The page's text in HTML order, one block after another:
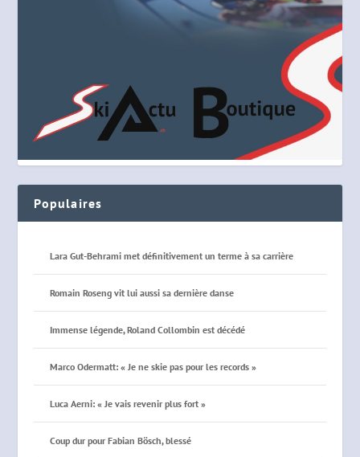
Populaires
Lara Gut-Behrami met définitivement un terme à sa carrière
Romain Roseng vit lui aussi sa dernière danse
Immense légende, Roland Collombin est décédé
Marco Odermatt: « Je ne skie pas pour les records »
Luca Aerni: « Je vais revenir plus fort »
Coup dur pour Fabian Bösch, blessé